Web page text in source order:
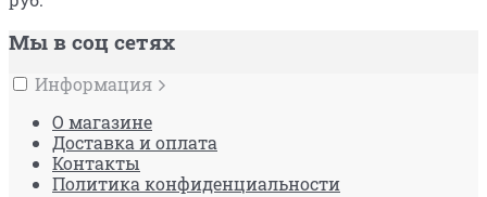
Мы в соц сетях
Информация
О магазине
Доставка и оплата
Контакты
Политика конфиденциальности